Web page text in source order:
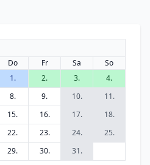
Do Fr Sa
So
1.
2. 3.
4.
8. 9. 10.
11.
15. 16. 17.
18.
22. 23. 24.
25.
29. 30. 31.